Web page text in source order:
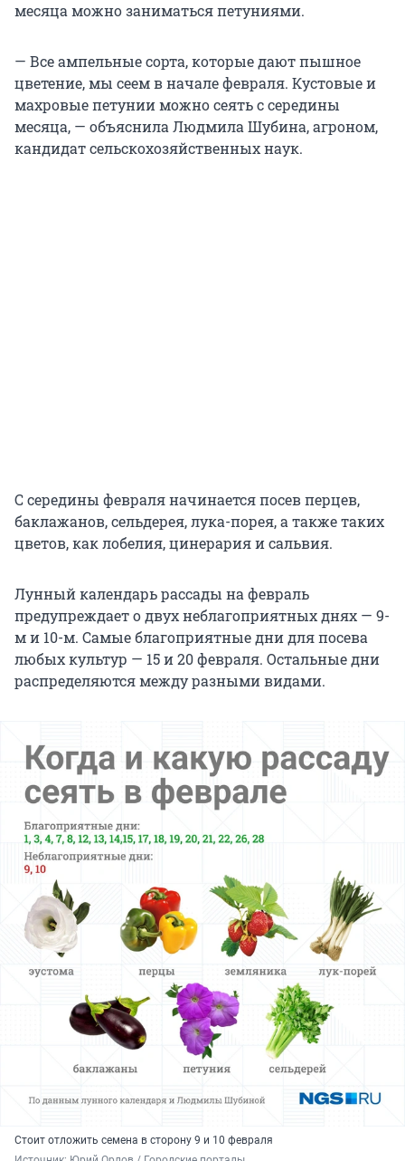
месяца можно заниматься петуниями.
— Все ампельные сорта, которые дают пышное
цветение, мы сеем в начале февраля. Кустовые и
махровые петунии можно сеять с середины
месяца, — объяснила Людмила Шубина, агроном,
кандидат сельскохозяйственных наук.
С середины февраля начинается посев перцев,
баклажанов, сельдерея, лука-порея, а также таких
цветов, как лобелия, цинерария и сальвия.
Лунный календарь рассады на февраль
предупреждает о двух неблагоприятных днях — 9-
м и 10-м. Самые благоприятные дни для посева
любых культур — 15 и 20 февраля. Остальные дни
распределяются между разными видами.
Стоит отложить семена в сторону 9 и 10 февраля